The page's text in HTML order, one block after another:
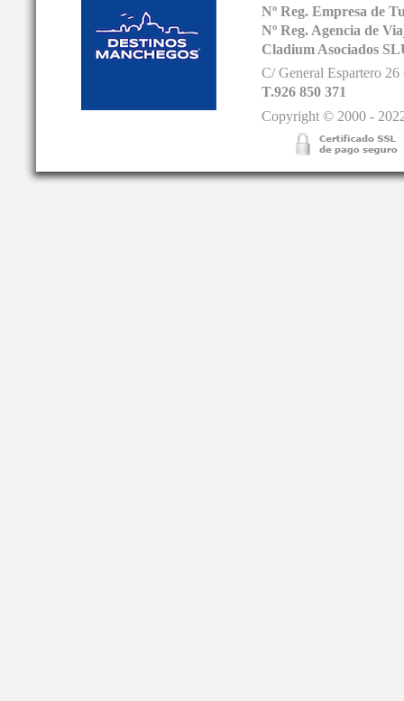
Nº Reg. Empresa de
Nº Reg. Agencia de
Cladium Asociados
C/ General Espartero
T.926 850 371
Copyright © 2000 -